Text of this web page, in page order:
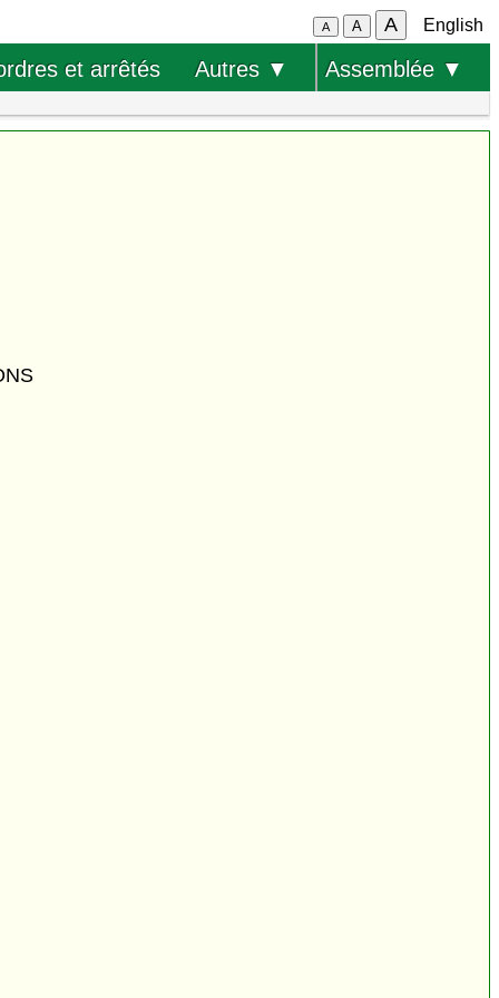
A A A English
et arrêtés Autres ▼ Assemblée ▼